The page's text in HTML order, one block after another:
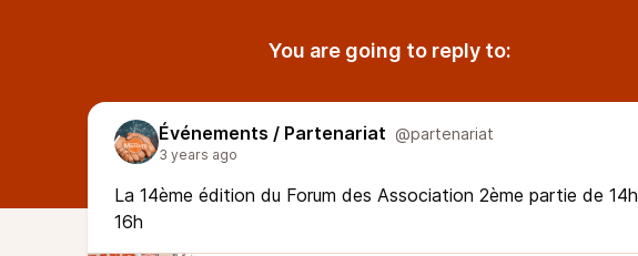
You are going to reply to:
Événements / Partenariat @partenariat
3 years ago
La 14ème édition du Forum des Association 2ème partie de
16h